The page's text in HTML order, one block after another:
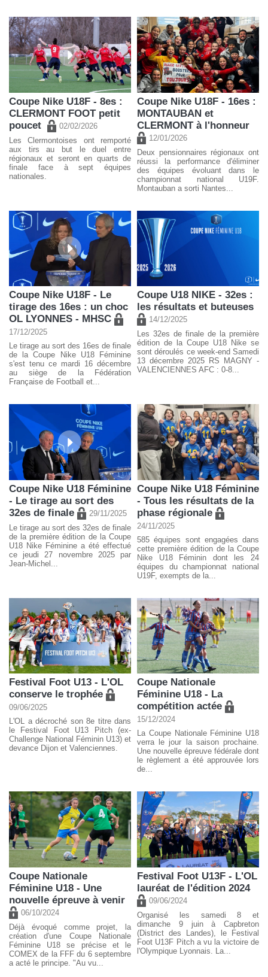
Coupe Nike U18F - 8es :
CLERMONT FOOT petit
poucet
02/02/2026
Les Clermontoises ont remporté
aux tirs au but le duel entre
régionaux et seront en quarts de
finale face à sept équipes
nationales.
Coupe Nike U18F - 16es :
MONTAUBAN et
CLERMONT à l'honneur
12/01/2026
Deux pensionnaires régionaux ont
réussi la performance d'éliminer
des équipes évoluant dans le
championnat national U19F.
Montauban a sorti Nantes...
Coupe Nike U18F - Le
tirage des 16es : un choc
OL LYONNES - MHSC
17/12/2025
Le tirage au sort des 16es de finale
de la Coupe Nike U18 Féminine
s'est tenu ce mardi 16 décembre
au siège de la Fédération
Française de Football et...
Coupe U18 NIKE - 32es :
les résultats et buteuses
14/12/2025
Les 32es de finale de la première
édition de la Coupe U18 Nike se
sont déroulés ce week-end Samedi
13 décembre 2025 RS MAGNY -
VALENCIENNES AFC : 0-8...
Coupe Nike U18 Féminine
- Le tirage au sort des
32es de finale
29/11/2025
Le tirage au sort des 32es de finale
de la première édition de la Coupe
U18 Nike Féminine a été effectué
ce jeudi 27 novembre 2025 par
Jean-Michel...
Coupe Nike U18 Féminine
- Tous les résultats de la
phase régionale
24/11/2025
585 équipes sont engagées dans
cette première édition de la Coupe
Nike U18 Féminin dont les 24
équipes du championnat national
U19F, exempts de la...
Festival Foot U13 - L'OL
conserve le trophée
09/06/2025
L'OL a décroché son 8e titre dans
le Festival Foot U13 Pitch (ex-
Challenge National Féminin U13) et
devance Dijon et Valenciennes.
Coupe Nationale
Féminine U18 - La
compétition actée
15/12/2024
La Coupe Nationale Féminine U18
verra le jour la saison prochaine.
Une nouvelle épreuve fédérale dont
le règlement a été approuvée lors
de...
Coupe Nationale
Féminine U18 - Une
nouvelle épreuve à venir
06/10/2024
Déjà évoqué comme projet, la
création d'une Coupe Nationale
Féminine U18 se précise et le
COMEX de la FFF du 6 septembre
a acté le principe. "Au vu...
Festival Foot U13F - L'OL
lauréat de l'édition 2024
09/06/2024
Organisé les samedi 8 et
dimanche 9 juin à Capbreton
(District des Landes), le Festival
Foot U13F Pitch a vu la victoire de
l'Olympique Lyonnais. La...